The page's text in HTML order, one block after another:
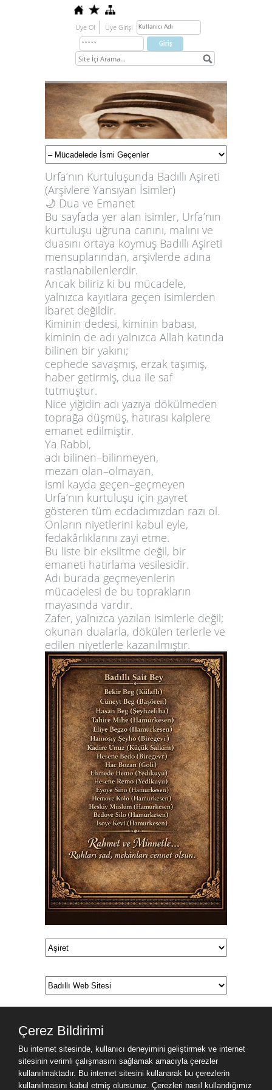
Üye Ol Üye Girişi
Urfa’nın Kurtuluşunda Badıllı Aşireti
(Arşivlere Yansıyan İsimler)
🌙 Dua ve Emanet
Bu sayfada yer alan isimler, Urfa’nın
kurtuluşu uğruna canını, malını ve
duasını ortaya koymuş Badıllı Aşireti
mensuplarından, arşivlerde adına
rastlanabilenlerdir.
Ancak biliriz ki bu mücadele,
yalnızca kayıtlara geçen isimlerden
ibaret değildir.
Kiminin dedesi, kiminin babası,
kiminin de adı yalnızca Allah katında
bilinen bir yakını;
cephede savaşmış, erzak taşımış,
haber getirmiş, dua ile saf
tutmuştur.
Nice yiğidin adı yazıya dökülmeden
toprağa düşmüş, hatırası kalplere
emanet edilmiştir.
Ya Rabbi,
adı bilinen–bilinmeyen,
mezarı olan–olmayan,
ismi kayda geçen–geçmeyen
Urfa’nın kurtuluşu için gayret
gösteren tüm ecdadımızdan razı ol.
Onların niyetlerini kabul eyle,
fedakârlıklarını zayi etme.
Bu liste bir eksiltme değil, bir
emaneti hatırlama vesilesidir.
Adı burada geçmeyenlerin
mücadelesi de bu toprakların
mayasında vardır.
Zafer, yalnızca yazılan isimlerle değil;
okunan dualarla, dökülen terlerle ve
edilen niyetlerle kazanılmıştır.
Çerez Bildirimi
Bu internet sitesinde, kullanıcı deneyimini geliştirmek ve internet
sitesinin verimli çalışmasını sağlamak amacıyla çerezler
kullanılmaktadır. Bu internet sitesini kullanarak bu çerezlerin
kullanılmasını kabul etmiş olursunuz. Çerezleri nasıl kullandığımız